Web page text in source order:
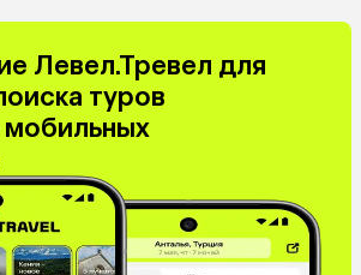
Левел.Тревел для
туров
мобильных